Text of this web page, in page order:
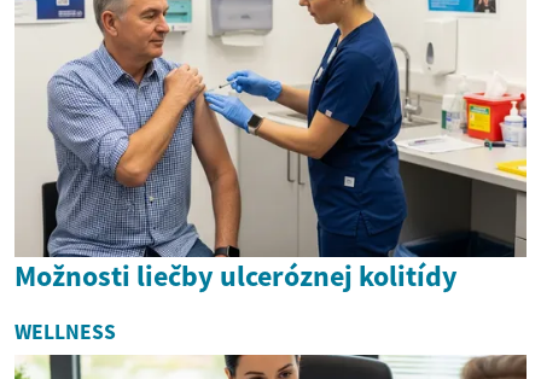
Možnosti liečby ulceróznej kolitídy
WELLNESS